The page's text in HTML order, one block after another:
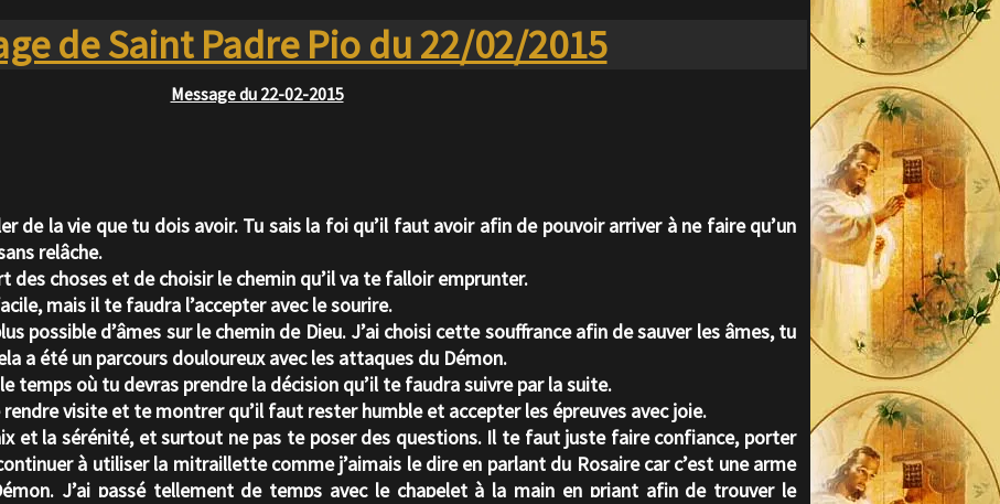
de Saint Padre Pio du 22/02/2015
Message du 22-02-2015
de la vie que tu dois avoir. Tu sais la foi qu’il faut avoir afin de pouvoir arriver à ne faire qu’un
relâche.
choses et de choisir le chemin qu’il va te falloir emprunter.
mais il te faudra l’accepter avec le sourire.
possible d’âmes sur le chemin de Dieu. J’ai choisi cette souffrance afin de sauver les âmes, tu
a été un parcours douloureux avec les attaques du Démon.
temps où tu devras prendre la décision qu’il te faudra suivre par la suite.
rendre visite et te montrer qu’il faut rester humble et accepter les épreuves avec joie.
et la sérénité, et surtout ne pas te poser des questions. Il te faut juste faire confiance, porter
à utiliser la mitraillette comme j’aimais le dire en parlant du Rosaire car c’est une arme
J’ai passé tellement de temps avec le chapelet à la main en priant afin de trouver le